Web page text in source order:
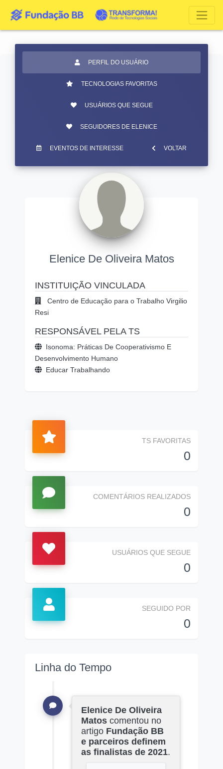
PERFIL DO USUÁRIO
TECNOLOGIAS FAVORITAS
USUÁRIOS QUE SEGUE
SEGUIDORES DE ELENICE
EVENTOS DE INTERESSE VOLTAR
Elenice De Oliveira Matos
INSTITUIÇÃO VINCULADA
Centro de Educação para o Trabalho Virgilio
Resi
RESPONSÁVEL PELA TS
Isonoma: Práticas De Cooperativismo E
Desenvolvimento Humano
Educar Trabalhando
TS FAVORITAS
0
COMENTÁRIOS REALIZADOS
0
USUÁRIOS QUE SEGUE
0
SEGUIDO POR
0
Linha do Tempo
Elenice De Oliveira
Matos comentou no
artigo Fundação BB
e parceiros definem
as finalistas de 2021.